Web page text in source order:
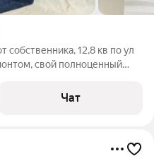
собственника, 12,8 кв по ул
свой полноценный
со встроенной каменной
Чат